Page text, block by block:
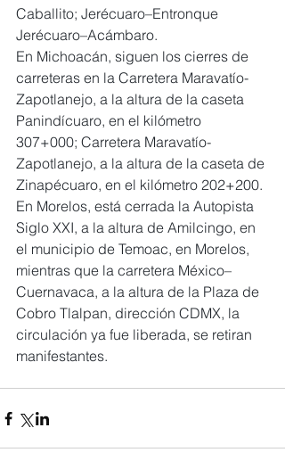
Caballito; Jerécuaro–Entronque
Jerécuaro–Acámbaro.
En Michoacán, siguen los cierres de
carreteras en la Carretera Maravatío-
Zapotlanejo, a la altura de la caseta
Panindícuaro, en el kilómetro
307+000; Carretera Maravatío-
Zapotlanejo, a la altura de la caseta de
Zinapécuaro, en el kilómetro 202+200.
En Morelos, está cerrada la Autopista
Siglo XXI, a la altura de Amilcingo, en
el municipio de Temoac, en Morelos,
mientras que la carretera México–
Cuernavaca, a la altura de la Plaza de
Cobro Tlalpan, dirección CDMX, la
circulación ya fue liberada, se retiran
manifestantes.